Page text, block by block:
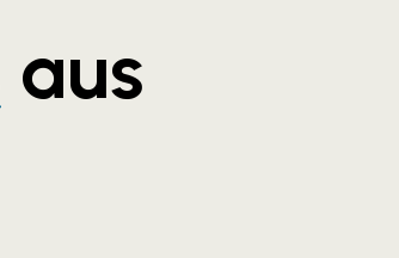
aus